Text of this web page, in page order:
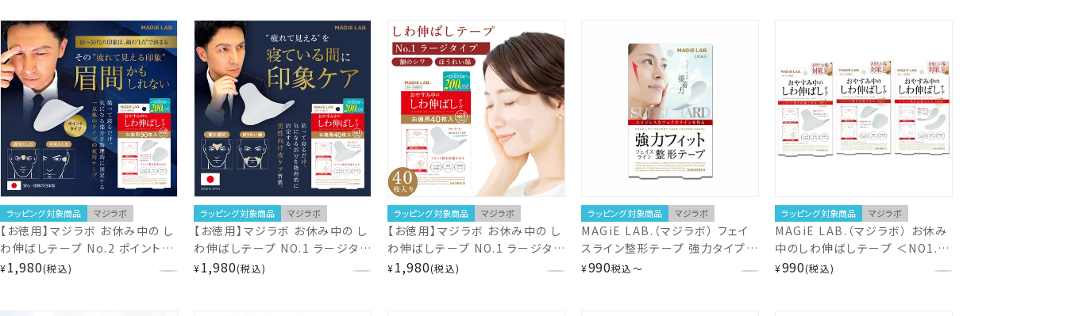
ラッピング対象商品 マジラボ
【お徳用】マジラボ お休み中の し
わ伸ばしテープ No.2 ポイントタ
イプ 一点集中カバー (90枚入)
¥1,980 税込
ラッピング対象商品 マジラボ
【お徳用】マジラボ お休み中の し
わ伸ばしテープ NO.1 ラージタイ
プ 広くしっかりカバー (40枚入)
¥1,980 税込
ラッピング対象商品 マジラボ
【お徳用】マジラボ お休み中の し
わ伸ばしテープ NO.1 ラージタイ
プ 広くしっかりカバー (40枚入)
¥1,980 税込
ラッピング対象商品 マジラボ
MAGiE LAB.（マジラボ） フェイ
スライン整形テープ 強力タイプ
＜100枚入り/トライアル30枚入
¥990税込〜
ラッピング対象商品 マジラボ
MAGiE LAB.（マジラボ） お休み
中のしわ伸ばしテープ ＜NO1.ラ
ージタイプ/NO2.ポイントタイ
¥990 税込